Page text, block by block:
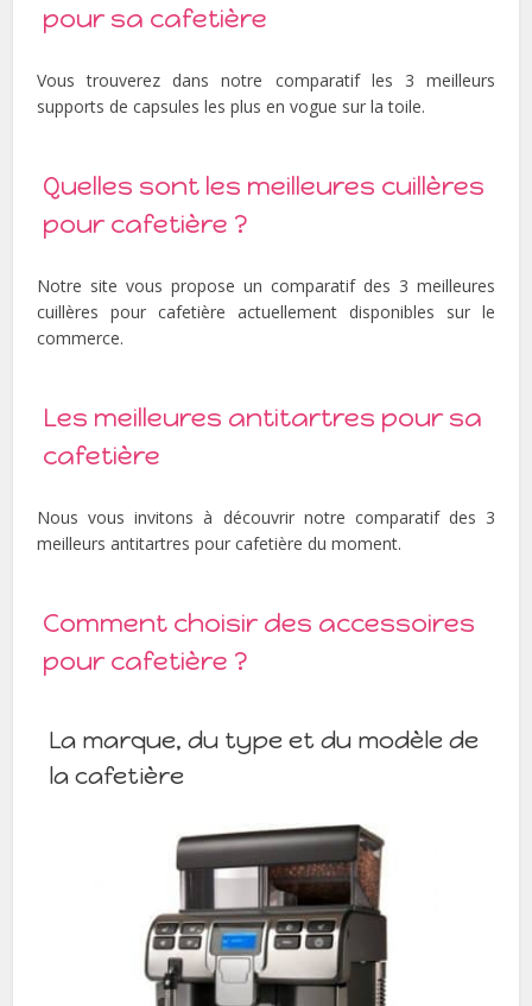
pour sa cafetière
Vous trouverez dans notre comparatif les 3 meilleurs
supports de capsules les plus en vogue sur la toile.
Quelles sont les meilleures cuillères
pour cafetière ?
Notre site vous propose un comparatif des 3 meilleures
cuillères pour cafetière actuellement disponibles sur le
commerce.
Les meilleures antitartres pour sa
cafetière
Nous vous invitons à découvrir notre comparatif des 3
meilleurs antitartres pour cafetière du moment.
Comment choisir des accessoires
pour cafetière ?
La marque, du type et du modèle de
la cafetière